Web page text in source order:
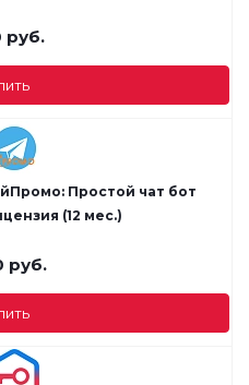
руб.
Простой чат бот
(12 мес.)
руб.